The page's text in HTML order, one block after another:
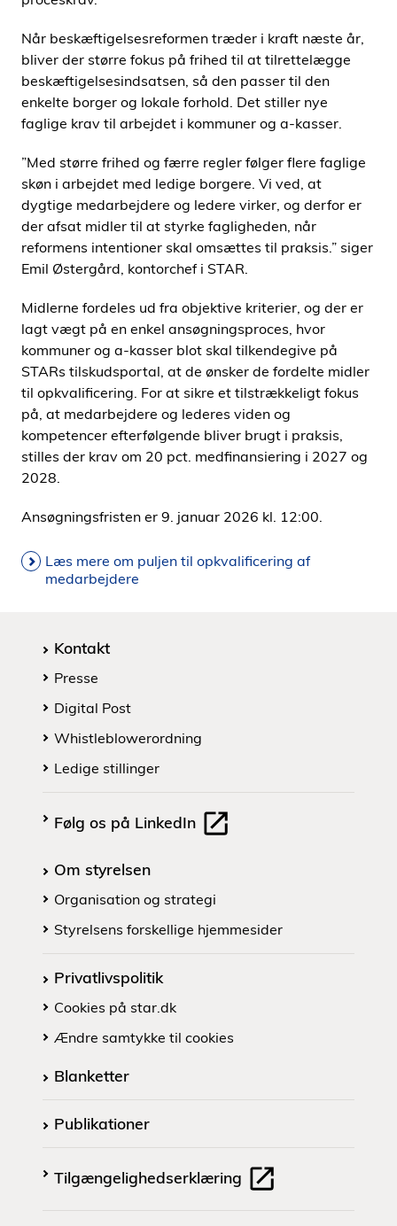
Når beskæftigelsesreformen træder i kraft næste år,
bliver der større fokus på frihed til at tilrettelægge
beskæftigelsesindsatsen, så den passer til den
enkelte borger og lokale forhold. Det stiller nye
faglige krav til arbejdet i kommuner og a-kasser.
”Med større frihed og færre regler følger flere faglige
skøn i arbejdet med ledige borgere. Vi ved, at
dygtige medarbejdere og ledere virker, og derfor er
der afsat midler til at styrke fagligheden, når
reformens intentioner skal omsættes til praksis.” siger
Emil Østergård, kontorchef i STAR.
Midlerne fordeles ud fra objektive kriterier, og der er
lagt vægt på en enkel ansøgningsproces, hvor
kommuner og a-kasser blot skal tilkendegive på
STARs tilskudsportal, at de ønsker de fordelte midler
til opkvalificering. For at sikre et tilstrækkeligt fokus
på, at medarbejdere og lederes viden og
kompetencer efterfølgende bliver brugt i praksis,
stilles der krav om 20 pct. medfinansiering i 2027 og
2028.
Ansøgningsfristen er 9. januar 2026 kl. 12:00.
Læs mere om puljen til opkvalificering af
medarbejdere
Kontakt
Presse
Digital Post
Whistleblowerordning
Ledige stillinger
Følg os på LinkedIn
Om styrelsen
Organisation og strategi
Styrelsens forskellige hjemmesider
Privatlivspolitik
Cookies på star.dk
Ændre samtykke til cookies
Blanketter
Publikationer
Tilgængelighedserklæring